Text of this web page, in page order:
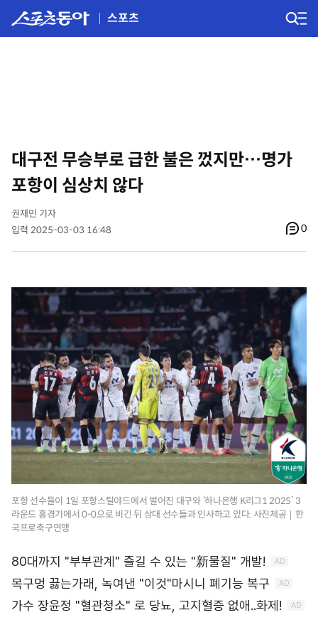
스포츠
대구전 무승부로 급한 불은 껐지만…명가
포항이 심상치 않다
권재민 기자
입력 2025-03-03 16:48
0
포항 선수들이 1일 포항스틸야드에서 벌어진 대구와 ‘하나은행 K리그1 2025’ 3
라운드 홈경기에서 0-0으로 비긴 뒤 상대 선수들과 인사하고 있다. 사진제공｜한
국프로축구연맹